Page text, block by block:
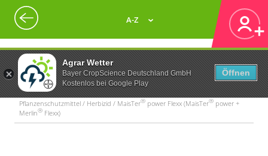
Agrar Wetter
Bayer CropScience Deutschland GmbH
Kostenlos bei Google Play
Öffnen
A-Z
Pflanzenschutzmittel / Herbizid / MaisTer® power Flexx (MaisTer® power +
Merlin® Flexx)